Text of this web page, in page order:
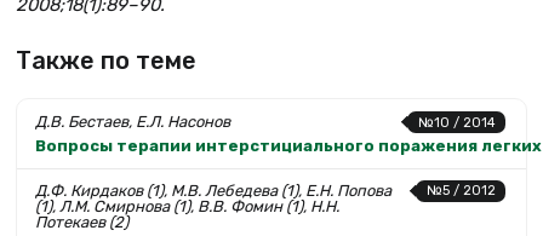
2008;18(1):89–90.
Также по теме
№10 / 2014
Д.В. Бестаев, Е.Л. Насонов
Вопросы терапии интерстициального поражения
№5 / 2012
Д.Ф. Кирдаков (1), М.В. Лебедева (1), Е.Н. Попова
(1), Л.М. Смирнова (1), В.В. Фомин (1), Н.Н.
Потекаев (2)